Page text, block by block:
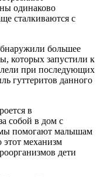
одинаково
сталкиваются с
большее
которых запустили к
при последующих
гуттеритов данного
в
собой в дом с
помогают малышам
этот механизм
дети